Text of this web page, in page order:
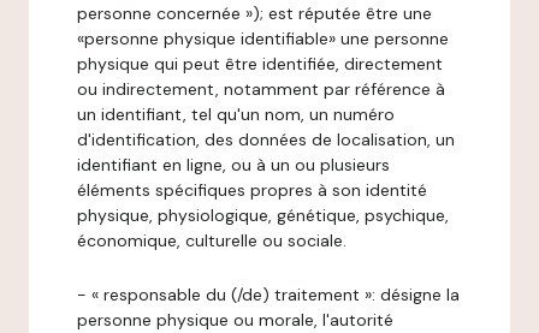
personne concernée »); est réputée être une
«personne physique identifiable» une personne
physique qui peut être identifiée, directement
ou indirectement, notamment par référence à
un identifiant, tel qu'un nom, un numéro
d'identification, des données de localisation, un
identifiant en ligne, ou à un ou plusieurs
éléments spécifiques propres à son identité
physique, physiologique, génétique, psychique,
économique, culturelle ou sociale.
- « responsable du (/de) traitement »: désigne la
personne physique ou morale, l'autorité